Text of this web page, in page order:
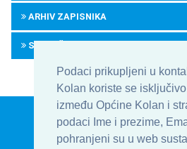
Podaci prikupljeni u
Kolan koriste se
između Općine Kolan i
podaci Ime i prezime,
pohranjeni su u web
ARHIV ZAPISNIKA
SPRJEČAVANJE SUKOBA INTERESA
© Općina Kolan , Općinska
Develop & Host by